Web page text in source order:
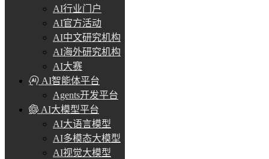
AI行业门户
AI官方活动
AI中文研究机构
AI海外研究机构
AI大赛
AI智能体平台
Agents开发平台
AI大模型平台
AI大语言模型
AI多模态大模型
AI视觉大模型